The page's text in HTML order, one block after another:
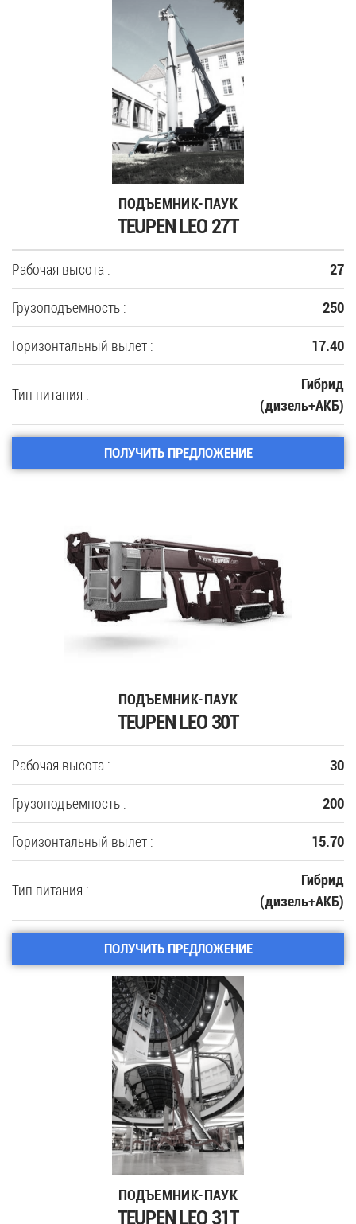
ПОДЪЕМНИК-ПАУК
TEUPEN LEO 27T
Рабочая высота : 27
Грузоподъемность : 250
Горизонтальный вылет : 17.40
Тип питания :
Гибрид
(дизель+АКБ)
ПОЛУЧИТЬ ПРЕДЛОЖЕНИЕ
ПОДЪЕМНИК-ПАУК
TEUPEN LEO 30T
Рабочая высота : 30
Грузоподъемность : 200
Горизонтальный вылет : 15.70
Тип питания :
Гибрид
(дизель+АКБ)
ПОЛУЧИТЬ ПРЕДЛОЖЕНИЕ
ПОДЪЕМНИК-ПАУК
TEUPEN LEO 31T